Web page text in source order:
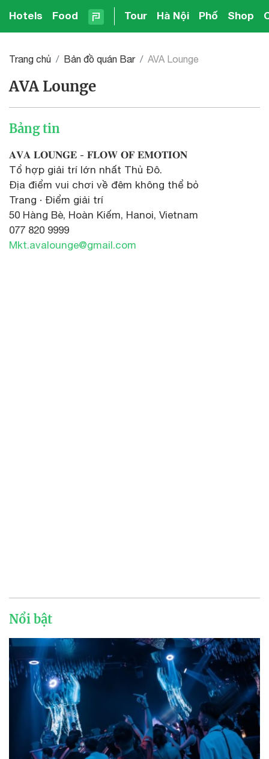
Hotels Food Tour Hà Nội Phố Shop
Trang chủ Bản đồ quán Bar AVA Lounge
AVA Lounge
Bảng tin
𝐀𝐕𝐀 𝐋𝐎𝐔𝐍𝐆𝐄 - 𝐅𝐋𝐎𝐖 𝐎𝐅 𝐄𝐌𝐎𝐓𝐈𝐎𝐍
Tổ hợp giải trí lớn nhất Thủ Đô.
Địa điểm vui chơi về đêm không thể bỏ
Trang · Điểm giải trí
50 Hàng Bè, Hoàn Kiếm, Hanoi, Vietnam
077 820 9999
Mkt.avalounge@gmail.com
Nổi bật